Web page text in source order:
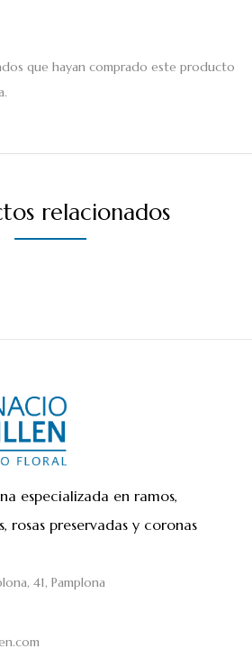
que hayan comprado este producto
relacionados
especializada en ramos,
rosas preservadas y coronas
41, Pamplona